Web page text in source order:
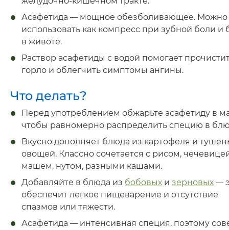
Асафетида— мощное обезболивающее. Можно
использовать как компресс при зубной боли и
в животе.
Раствор асафетиды с водой помогает
горло и облегчить симптомы ангины.
Что делать?
Перед употреблением обжарьте асафетиду в
чтобы равномерно распределить специю в
Вкусно дополняет блюда из картофеля и
овощей. Классно сочетается с рисом,
машем, нутом, разными кашами.
Добавляйте в блюда из бобовых изерновых —
обеспечит легкое пищеварение и отсутствие
спазмов или тяжести.
Асафетида— интенсивная специя, поэтому